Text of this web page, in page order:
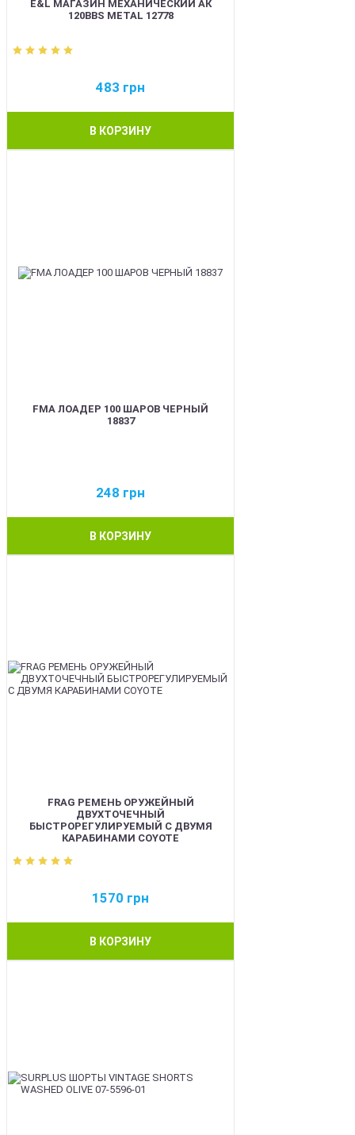
E&L МАГАЗИН МЕХАНИЧЕСКИЙ АК
120BBS METAL 12778
483 грн
В КОРЗИНУ
FMA ЛОАДЕР 100 ШАРОВ ЧЕРНЫЙ
18837
248 грн
В КОРЗИНУ
FRAG РЕМЕНЬ ОРУЖЕЙНЫЙ
ДВУХТОЧЕЧНЫЙ
БЫСТРОРЕГУЛИРУЕМЫЙ С ДВУМЯ
КАРАБИНАМИ COYOTE
1570 грн
В КОРЗИНУ